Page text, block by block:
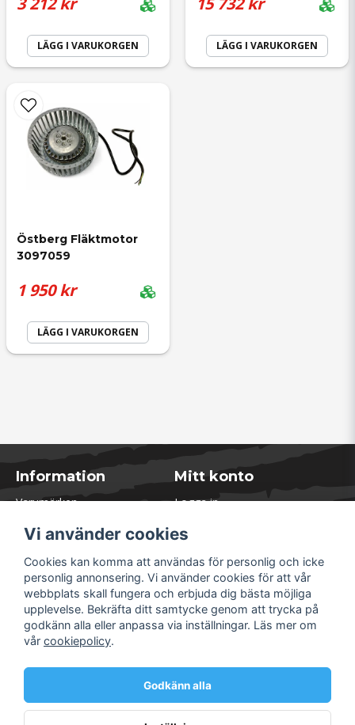
LÄGG I VARUKORGEN LÄGG I VARUKORGEN
Östberg Fläktmotor
3097059
1 950 kr
LÄGG I VARUKORGEN
Information
Varumärken
Kontakta oss
Öppettider Lager
Om Soliduct
Soliduct & Ventilation.se
Informationssidor
Returer
Villkor & Policy
Mitt konto
Logga in
Glömt lösenord?
Säkra betalningar
Vi använder cookies
Cookies kan komma att användas för personlig och icke
personlig annonsering. Vi använder cookies för att vår
webbplats skall fungera och erbjuda dig bästa möjliga
upplevelse. Bekräfta ditt samtycke genom att trycka på
godkänn alla eller anpassa via inställningar. Läs mer om
vår cookiepolicy.
Godkänn alla